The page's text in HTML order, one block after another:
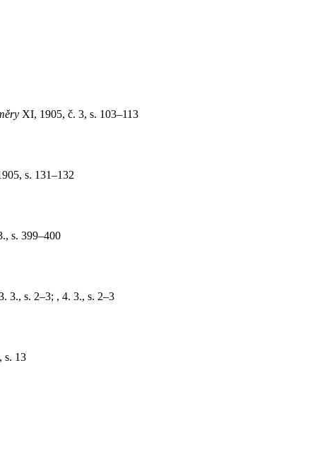
XI, 1905, č. 3, s. 103–113
s. 131–132
s. 399–400
3., s. 2–3; , 4. 3., s. 2–3
s. 13